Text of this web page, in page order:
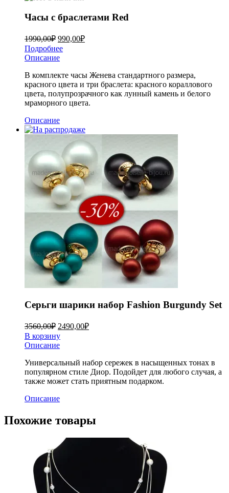
Часы с браслетами Red
1990,00₽ 990,00₽
Подробнее
Описание
В комплекте часы Женева стандартного размера,
красного цвета и три браслета: красного кораллового
цвета, полупрозрачного как лунный камень и белого
мраморного цвета.
Описание
Серьги шарики набор Fashion Burgundy Set
3560,00₽ 2490,00₽
В корзину
Описание
Универсальный набор сережек в насыщенных тонах в
популярном стиле Диор. Подойдет для любого случая, а
также может стать приятным подарком.
Описание
Похожие товары